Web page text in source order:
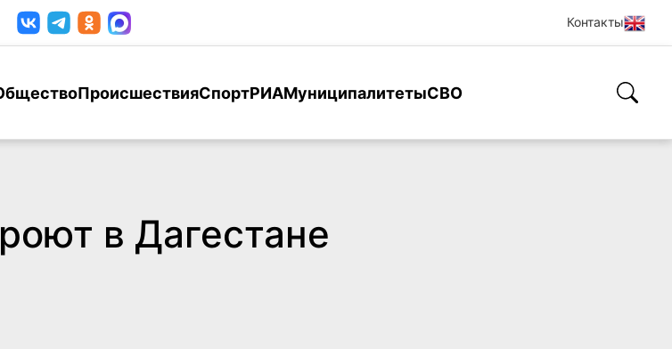
Контакты
ПроисшествияСпортРИАМуниципалитетыСВО
в Дагестане